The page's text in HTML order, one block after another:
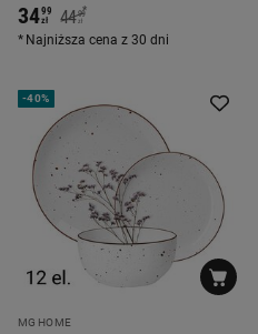
3499
zł 44 99
zł
*
Najniższa cena z 30 dni
-40%
MG HOME